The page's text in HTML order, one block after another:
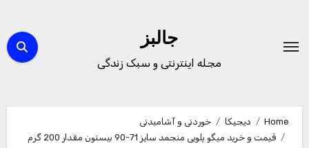
content
جالبز
مجله اینترنتی و سبک زندگی
Home دیجیکا
خوردنی و آشامیدنی
قیمت و خرید میگو پلویی منجمد سایز 71-90 بیستون مقدار 200 گرم